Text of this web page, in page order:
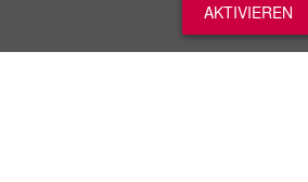
AKTIVIEREN